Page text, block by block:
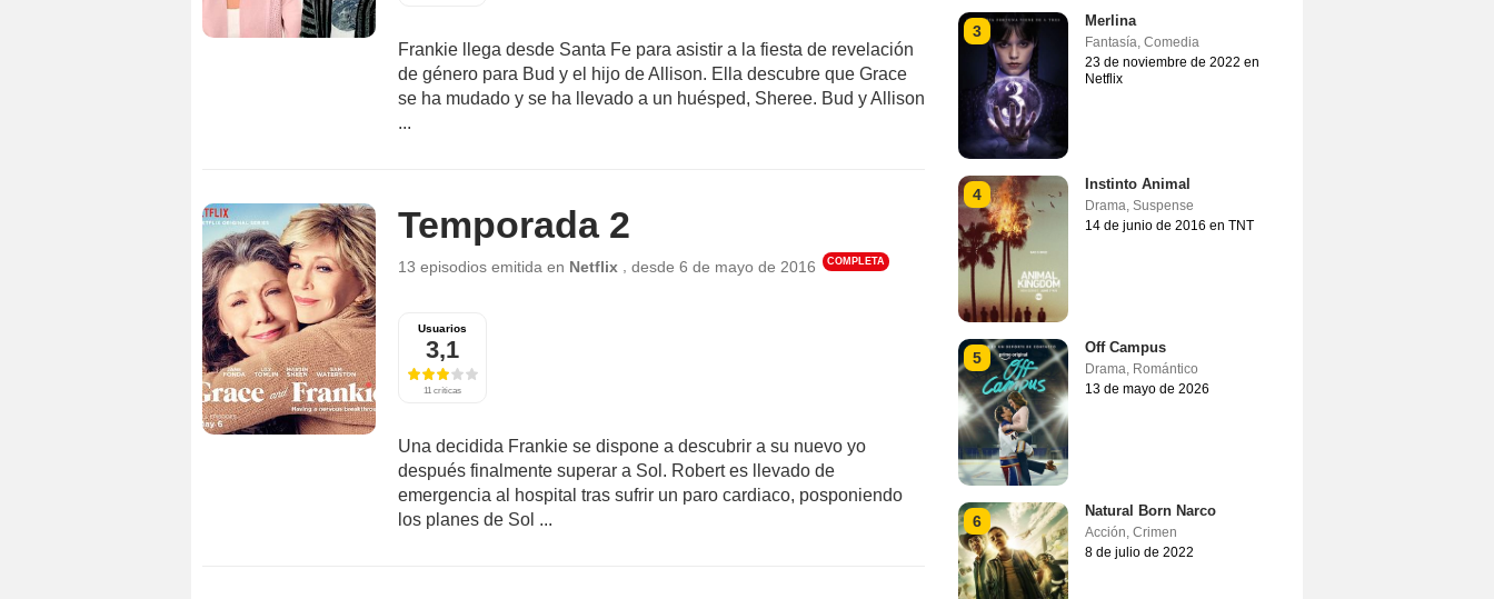
Frankie llega desde Santa Fe para asistir a la fiesta de revelación
de género para Bud y el hijo de Allison. Ella descubre que Grace
se ha mudado y se ha llevado a un huésped, Sheree. Bud y Allison
...
Temporada 2
13 episodios emitida en Netflix desde 6 de mayo de 2016 COMPLETA
Usuarios
3,1
11 críticas
Una decidida Frankie se dispone a descubrir a su nuevo yo
después finalmente superar a Sol. Robert es llevado de
emergencia al hospital tras sufrir un paro cardiaco, posponiendo
los planes de Sol ...
3
Merlina
Fantasía, Comedia
23 de noviembre de 2022 en
Netflix
4
Instinto Animal
Drama, Suspense
14 de junio de 2016 en TNT
5
Off Campus
Drama, Romántico
13 de mayo de 2026
6
Natural Born Narco
Acción, Crimen
8 de julio de 2022